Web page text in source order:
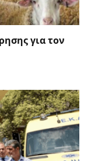
για τον